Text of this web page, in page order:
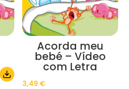
Acorda meu
bebé – Vídeo
com Letra
3,49 €